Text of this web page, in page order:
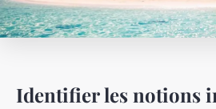
Identifier les notions